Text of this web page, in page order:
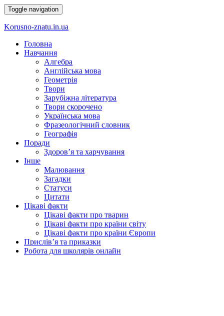
Toggle navigation
Korusno-znatu.in.ua
Головна
Навчання
Алгебра
Англійська мова
Геометрія
Твори
Зарубіжна література
Твори скорочено
Українська мова
Фразеологічний словник
Географія
Поради
Здоров’я та харчування
Інше
Малювання
Загадки
Статуси
Цитати
Цікаві факти
Цікаві факти про тварин
Цікаві факти про країни світу
Цікаві факти про країни Європи
Прислів’я та приказки
Робота для школярів онлайн